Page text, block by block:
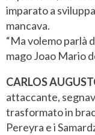
imparato a
mancava.
“Ma volemo parlà
mago Joao Mario
CARLOS
attaccante,
trasformato in
Pereyra e i